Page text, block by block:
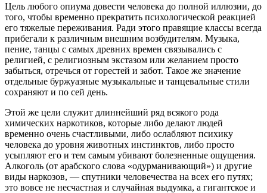
Цель любого опиума довести человека до полной иллюзии, до
того, чтобы временно прекратить психологической реакцией
его тяжелые переживания. Ради этого правящие классы всегда
прибегали к различным внешним возбудителям. Музыка,
пение, танцы с самых древних времен связывались с
религией, с религиозным экстазом или желанием просто
забыться, отречься от горестей и забот. Такое же значение
отдельные буржуазные музыкальные и танцевальные стили
сохраняют и по сей день.
Этой же цели служит длиннейший ряд всякого рода
химических наркотиков, которые либо делают людей
временно очень счастливыми, либо ослабляют психику
человека до уровня животных инстинктов, либо просто
усыпляют его и тем самым убивают болезненные ощущения.
Алкоголь (от арабского слова «одурманивающий») и другие
виды наркозов, — спутники человечества на всех его путях;
это вовсе не несчастная и случайная выдумка, а гигантское и